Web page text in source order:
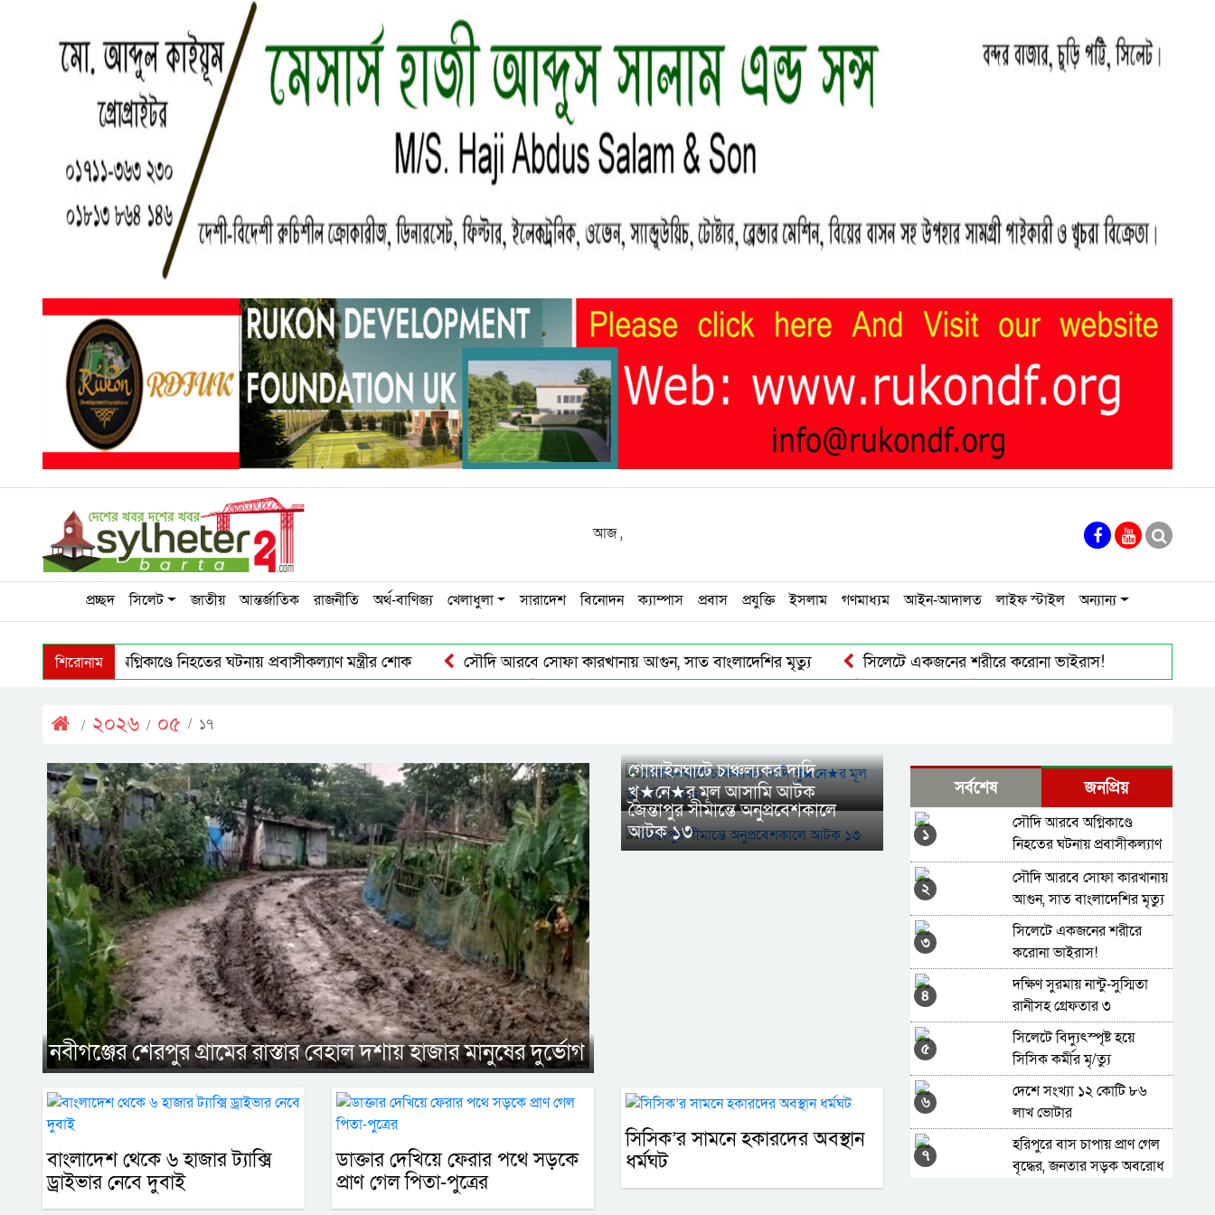
আজ,
প্রচ্ছদ সিলেট জাতীয় আন্তর্জাতিক রাজনীতি অর্থ-বাণিজ্য খেলাধুলা সারাদেশ বিনোদন ক্যাম্পাস প্রবাস প্রযুক্তি ইসলাম গণমাধ্যম আইন-আদালত লাইফ স্টাইল অন্যান্য
শিরোনাম
সৌদি আরবে অগ্নিকাণ্ডে নিহতের ঘটনায় প্রবাসীকল্যাণ মন্ত্রীর শোক সৌদি আরবে সোফা কারখানায় আগুন, সাত বাংলাদেশির মৃত্যু সিলেটে একজনের শরীরে করোনা ভাইরাস!
২০২৬ ০৫ ১৭
নবীগঞ্জের শেরপুর গ্রামের রাস্তার বেহাল দশায় হাজার মানুষের দুর্ভোগ
গোয়াইনঘাটে চাঞ্চল্যকর দাদি
খু★নে★র মূল আসামি আটক
জৈন্তাপুর সীমান্তে অনুপ্রবেশকালে
আটক ১৩
বাংলাদেশ থেকে ৬ হাজার ট্যাক্সি
ড্রাইভার নেবে দুবাই
ডাক্তার দেখিয়ে ফেরার পথে সড়কে
প্রাণ গেল পিতা-পুত্রের
সিসিক’র সামনে হকারদের অবস্থান
ধর্মঘট
সর্বশেষ জনপ্রিয়
১
সৌদি আরবে অগ্নিকাণ্ডে
নিহতের ঘটনায় প্রবাসীকল্যাণ
মন্ত্রীর শোক
২
সৌদি আরবে সোফা কারখানায়
আগুন, সাত বাংলাদেশির মৃত্যু
৩
সিলেটে একজনের শরীরে
করোনা ভাইরাস!
৪
দক্ষিণ সুরমায় নান্টু-সুস্মিতা
রানীসহ গ্রেফতার ৩
৫
সিলেটে বিদ্যুৎস্পৃষ্ট হয়ে
সিসিক কর্মীর মৃ/ত্যু
৬
দেশে সংখ্যা ১২ কোটি ৮৬
লাখ ভোটার
৭
হরিপুরে বাস চাপায় প্রাণ গেল
বৃদ্ধের, জনতার সড়ক অবরোধ